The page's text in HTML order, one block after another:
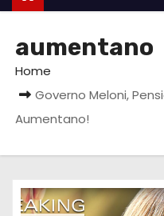
aumentano
Home
Governo Meloni,
Aumentano!